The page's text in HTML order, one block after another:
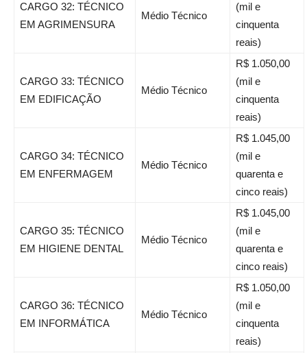
CARGO 32: TÉCNICO
EM AGRIMENSURA
Médio Técnico
(mil e
cinquenta
reais)
CARGO 33: TÉCNICO
EM EDIFICAÇÃO
Médio Técnico
R$ 1.050,00
(mil e
cinquenta
reais)
CARGO 34: TÉCNICO
EM ENFERMAGEM
Médio Técnico
R$ 1.045,00
(mil e
quarenta e
cinco reais)
CARGO 35: TÉCNICO
EM HIGIENE DENTAL
Médio Técnico
R$ 1.045,00
(mil e
quarenta e
cinco reais)
CARGO 36: TÉCNICO
EM INFORMÁTICA
Médio Técnico
R$ 1.050,00
(mil e
cinquenta
reais)